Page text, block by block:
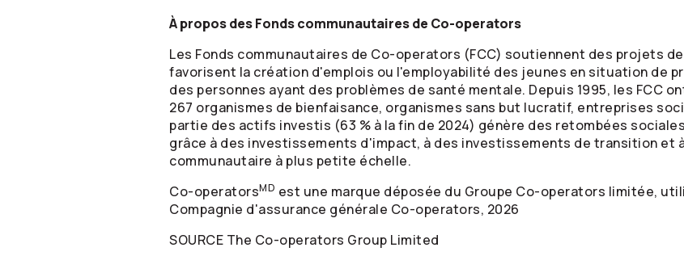
À propos des Fonds communautaires de Co-operators
Les Fonds communautaires de Co-operators (FCC) soutiennent des projets
favorisent la création d'emplois ou l'employabilité des jeunes en situation de
des personnes ayant des problèmes de santé mentale. Depuis 1995, les FCC
267 organismes de bienfaisance, organismes sans but lucratif, entreprises
partie des actifs investis (63 % à la fin de 2024) génère des retombées
grâce à des investissements d'impact, à des investissements de transition et
communautaire à plus petite échelle.
Co-operatorsMD est une marque déposée du Groupe Co-operators limitée,
Compagnie d'assurance générale Co-operators, 2026
SOURCE The Co-operators Group Limited